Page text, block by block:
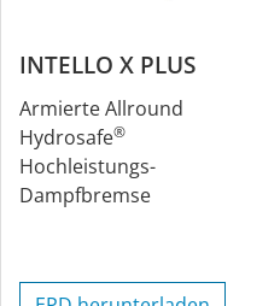
INTELLO X PLUS
Armierte Allround
Hydrosafe®
Hochleistungs-
Dampfbremse